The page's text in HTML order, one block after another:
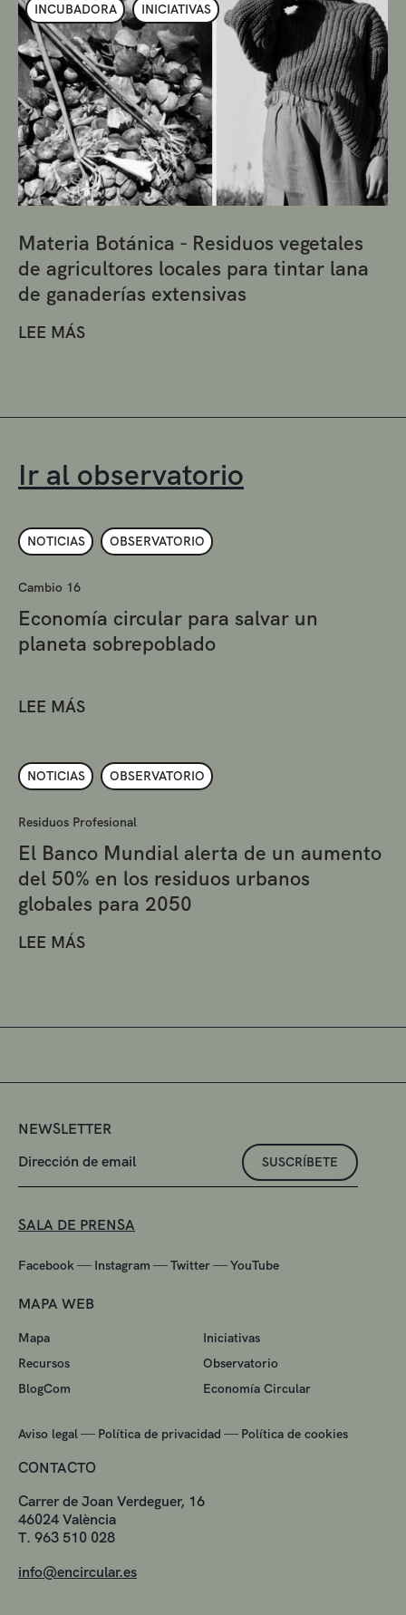
INCUBADORA INICIATIVAS
Materia Botánica - Residuos vegetales
de agricultores locales para tintar lana
de ganaderías extensivas
LEE MÁS
Ir al observatorio
NOTICIAS OBSERVATORIO
Cambio 16
Economía circular para salvar un
planeta sobrepoblado
LEE MÁS
NOTICIAS OBSERVATORIO
Residuos Profesional
El Banco Mundial alerta de un aumento
del 50% en los residuos urbanos
globales para 2050
LEE MÁS
NEWSLETTER
SUSCRÍBETE
SALA DE PRENSA
Facebook— Instagram —Twitter—YouTube
MAPA WEB
Mapa
Iniciativas
Recursos
Observatorio
BlogCom
Economía Circular
Aviso legal— Política de privacidad — Política de cookies
CONTACTO
Carrer de Joan Verdeguer, 16
46024 València
T. 963 510 028
info@encircular.es